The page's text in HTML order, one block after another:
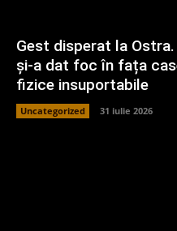
Gest disperat la
și-a dat foc în fața
fizice insuportabile
Uncategorized 31 iulie 2026